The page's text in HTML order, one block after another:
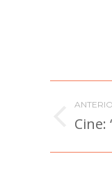
entre
Cine: